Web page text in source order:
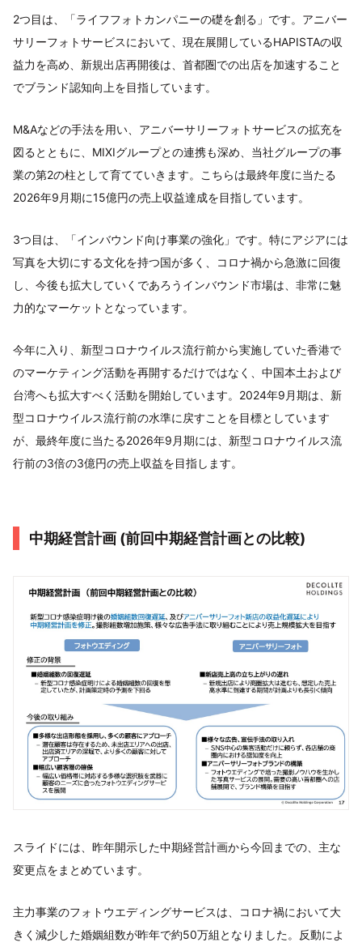
2つ目は、「ライフフォトカンパニーの礎を創る」です。アニバー
サリーフォトサービスにおいて、現在展開しているHAPISTAの収
益力を高め、新規出店再開後は、首都圏での出店を加速すること
でブランド認知向上を目指しています。
M&Aなどの手法を用い、アニバーサリーフォトサービスの拡充を
図るとともに、MIXIグループとの連携も深め、当社グループの事
業の第2の柱として育てていきます。こちらは最終年度に当たる
2026年9月期に15億円の売上収益達成を目指しています。
3つ目は、「インバウンド向け事業の強化」です。特にアジアには
写真を大切にする文化を持つ国が多く、コロナ禍から急激に回復
し、今後も拡大していくであろうインバウンド市場は、非常に魅
力的なマーケットとなっています。
今年に入り、新型コロナウイルス流行前から実施していた香港で
のマーケティング活動を再開するだけではなく、中国本土および
台湾へも拡大すべく活動を開始しています。2024年9月期は、新
型コロナウイルス流行前の水準に戻すことを目標としています
が、最終年度に当たる2026年9月期には、新型コロナウイルス流
行前の3倍の3億円の売上収益を目指します。
中期経営計画 (前回中期経営計画との比較)
スライドには、昨年開示した中期経営計画から今回までの、主な
変更点をまとめています。
主力事業のフォトウエディングサービスは、コロナ禍において大
きく減少した婚姻組数が昨年で約50万組となりました。反動によ